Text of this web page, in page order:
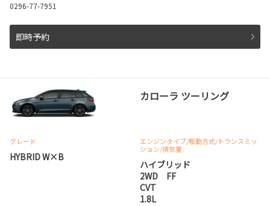
0296-77-7951
即時予約
カローラ ツーリング
グレード
HYBRID W×B
エンジンタイプ/駆動方式/トランスミッ
ション/排気量
ハイブリッド
2WD FF
CVT
1.8L